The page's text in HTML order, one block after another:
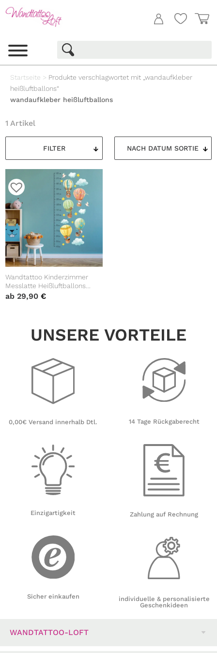
Startseite > Produkte verschlagwortet mit „wandaufkleber
heißluftballons“
wandaufkleber heißluftballons
FILTER
1 Artikel
Wandtattoo Kinderzimmer
Messlatte Heißluftballons
Tiere 40 – 180 cm Dekoration
ab29,90€
UNSERE VORTEILE
0,00€ Versand innerhalb Dtl.
Einzigartigkeit
Sicher einkaufen
14 Tage Rückgaberecht
Zahlung auf Rechnung
individuelle & personalisierte
Geschenkideen
WANDTATTOO-LOFT